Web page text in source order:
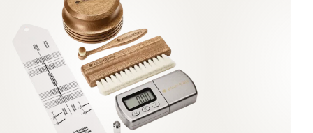
Systeem
Kabels
Accessoires
INSPIRATIE